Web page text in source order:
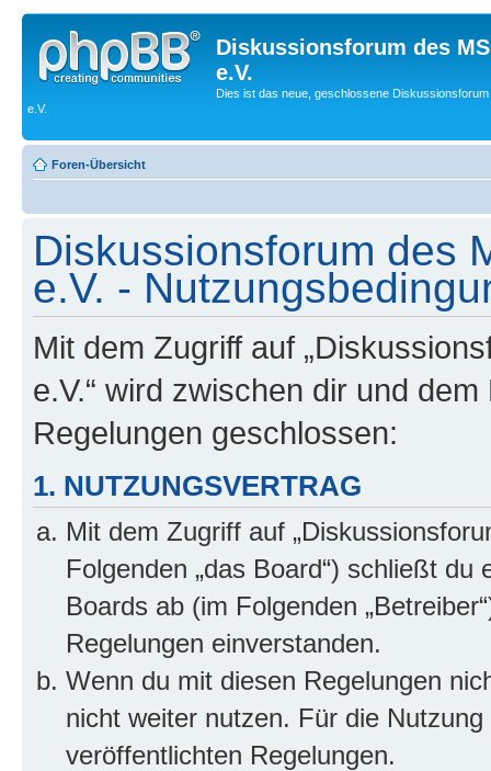
Diskussionsforum des
e.V.
Dies ist das neue, geschlossene
e.V.
Foren-Übersicht
Diskussionsforum des
e.V. -
Mit dem Zugriff auf
e.V.“ wird zwischen dir und
Regelungen geschlossen:
1. NUTZUNGSVERTRAG
Mit dem Zugriff auf
Folgenden „das Board“) schließt
Boards ab (im Folgenden
Regelungen einverstanden.
Wenn du mit diesen Regelungen
nicht weiter nutzen. Für die
veröffentlichten Regelungen.